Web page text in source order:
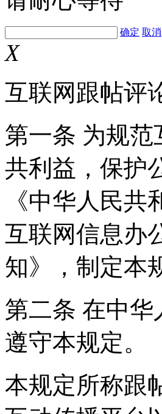
确定 取消
X
互联网跟帖评
第一条 为规
共利益，保护
《中华人民
互联网信息办
知》，制定本
第二条 在中
遵守本规定。
本规定所称跟